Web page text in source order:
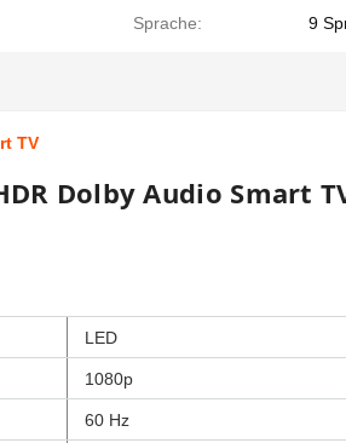
Sprache: 9
TV
Dolby Audio Smart
LED
1080p
60 Hz